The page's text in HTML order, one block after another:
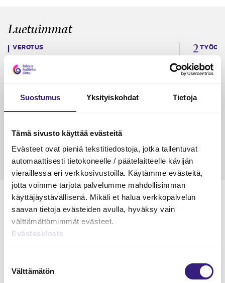
Suostumus Yksityiskohdat Tietoja
Tämä sivusto käyttää evästeitä
Evästeet ovat pieniä tekstitiedostoja, jotka tallentuvat
automaattisesti tietokoneelle / päätelaitteelle kävijän
vieraillessa eri verkkosivustoilla. Käytämme evästeitä,
jotta voimme tarjota palvelumme mahdollisimman
käyttäjäystävällisenä. Mikäli et halua verkkopalvelun
saavan tietoja evästeiden avulla, hyväksy vain
välttämättömimmät evästeet.
Evästeseloste
valinta
Välttämätön
Luetuimmat
VEROTUS
Kulu­veloitukset arvon­lisä­
verotuksessa – omien kulujen
veloitus ja läpi­laskutus
näytenumero